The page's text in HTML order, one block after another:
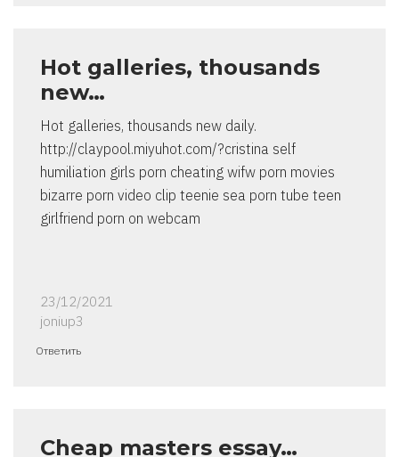
Hot galleries, thousands
new…
Hot galleries, thousands new daily.
http://claypool.miyuhot.com/?cristina self
humiliation girls porn cheating wifw porn movies
bizarre porn video clip teenie sea porn tube teen
girlfriend porn on webcam
23/12/2021
joniup3
Ответить
Cheap masters essay…